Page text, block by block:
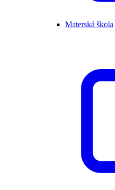
Materská škola